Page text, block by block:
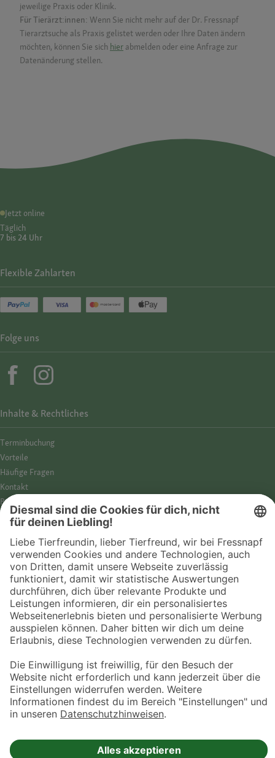
jeweilige Praxis oder Klinik.
Für Tierärzt:innen: Wenn Sie nicht mehr auf der Dr. Fressnapf
Tierarztsuche als Praxis gelistet werden oder Ihre Daten ändern
möchten, können Sie sich hier abmelden oder eine Anfrage zur
Datenänderung stellen.
Jetzt online
Täglich
7 bis 24 Uhr
© 2026 Fressnapf Tiernahrungs GmbH
Westpreußenstraße 32-38
47809 Krefeld
Inhalte & Rechtliches
Termin­buchung
Vorteile
Häufige Fragen
Kontakt
Barrierefreiheit
Impressum
Cookies
AGB
Entdecke Fressnapf
Tierversicherung
GPS-Tracker
Fressnapf Salon
Online-Shop
Flexible Zahlarten
Folge uns